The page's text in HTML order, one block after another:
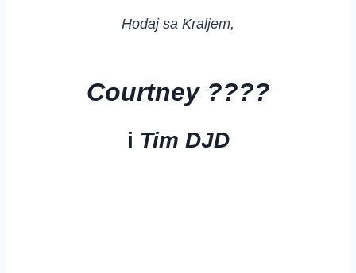
Hodaj sa Kraljem,
Courtney ????
i Tim DJD